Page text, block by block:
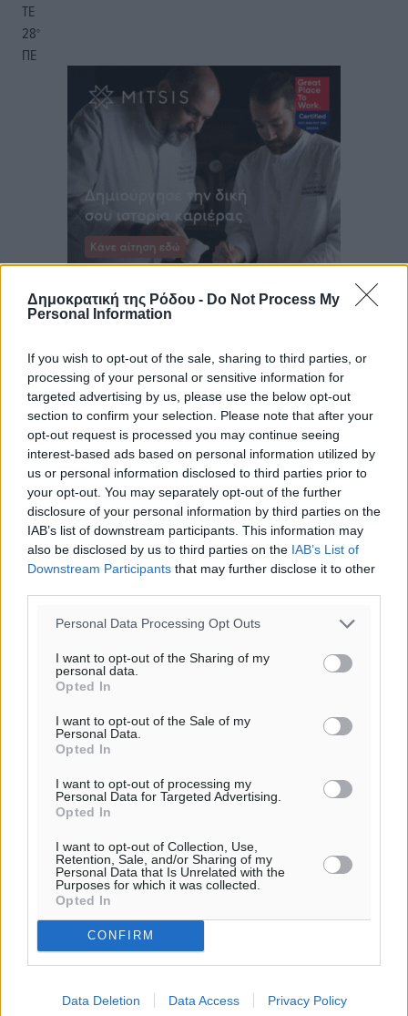
Δημοκρατική της Ρόδου - Do Not Process My
Personal Information
If you wish to opt-out of the sale, sharing to third parties, or
processing of your personal or sensitive information for
targeted advertising by us, please use the below opt-out
section to confirm your selection. Please note that after your
opt-out request is processed you may continue seeing
interest-based ads based on personal information utilized by
us or personal information disclosed to third parties prior to
your opt-out. You may separately opt-out of the further
disclosure of your personal information by third parties on the
IAB’s list of downstream participants. This information may
also be disclosed by us to third parties on the IAB’s List of
Downstream Participants that may further disclose it to other
Personal Data Processing Opt Outs
I want to opt-out of the Sharing of my
personal data.
Opted In
I want to opt-out of the Sale of my
Personal Data.
Opted In
I want to opt-out of processing my
Personal Data for Targeted Advertising.
Opted In
I want to opt-out of Collection, Use,
Retention, Sale, and/or Sharing of my
Personal Data that Is Unrelated with the
Purposes for which it was collected.
Opted In
CONFIRM
Data Deletion Data Access Privacy Policy
ΤΕ
28°
ΠΕ
Καιρός «hot – dry – windy» τις επόμενες 48 ώρες στη
χώρα
Ειδήσεις• πριν 3 ώρες
Δύο σχολεία της Λέρου αλλάζουν όψη με δωρεά
αγάπης για τα παιδιά
Τοπικές Ειδήσεις• πριν 4 ώρες
Τουρισμός: Με θετικό πρόσημο έως τώρα η χρονιά,